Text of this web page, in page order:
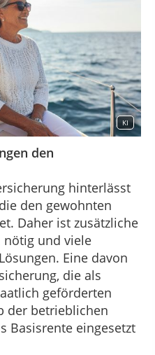
KI
den
hinterlässt
den gewohnten
Daher ist zusätzliche
nötig und viele
Eine davon
die als
geförderten
der betrieblichen
Basisrente eingesetzt